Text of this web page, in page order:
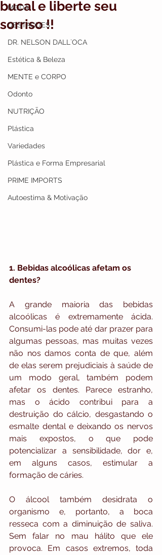
MODA
DESTAQUES
DR. NELSON DALL`OCA
Estética & Beleza
MENTE e CORPO
Odonto
NUTRIÇÃO
Plástica
Variedades
Plástica e Forma Empresarial
PRIME IMPORTS
Autoestima & Motivação
bucal e liberte seu
sorriso !!
1. Bebidas alcoólicas afetam os
dentes?
A grande maioria das bebidas
alcoólicas é extremamente ácida.
Consumi-las pode até dar prazer para
algumas pessoas, mas muitas vezes
não nos damos conta de que, além
de elas serem prejudiciais à saúde de
um modo geral, também podem
afetar os dentes. Parece estranho,
mas o ácido contribui para a
destruição do cálcio, desgastando o
esmalte dental e deixando os nervos
mais expostos, o que pode
potencializar a sensibilidade, dor e,
em alguns casos, estimular a
formação de cáries.
O álcool também desidrata o
organismo e, portanto, a boca
resseca com a diminuição de saliva.
Sem falar no mau hálito que ele
provoca. Em casos extremos, toda